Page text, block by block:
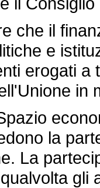
che il
e
erogati
in
la
La
gli